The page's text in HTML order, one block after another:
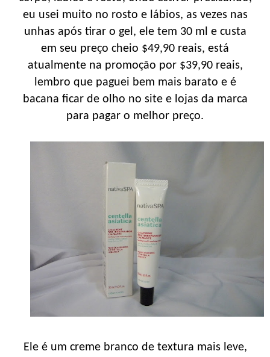
eu usei muito no rosto e lábios, as vezes nas
unhas após tirar o gel, ele tem 30 ml e custa
em seu preço cheio $49,90 reais, está
atualmente na promoção por $39,90 reais,
lembro que paguei bem mais barato e é
bacana ficar de olho no site e lojas da marca
para pagar o melhor preço.
Ele é um creme branco de textura mais leve,